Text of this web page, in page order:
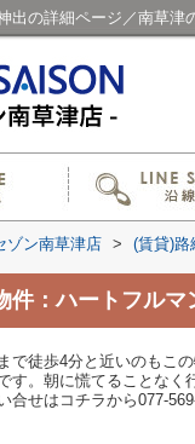
出の詳細ページ／南草津
ゾン南草津店 > (賃貸)路
件：ハートフルマ
で徒歩4分と近いのもこ
す。朝に慌てることな
合せはコチラから077-